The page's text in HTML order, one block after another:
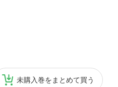
未購入巻をまとめて買う